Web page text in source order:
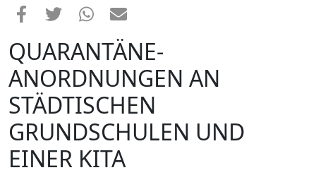
QUARANTÄNE-
ANORDNUNGEN AN
STÄDTISCHEN
GRUNDSCHULEN UND
EINER KITA